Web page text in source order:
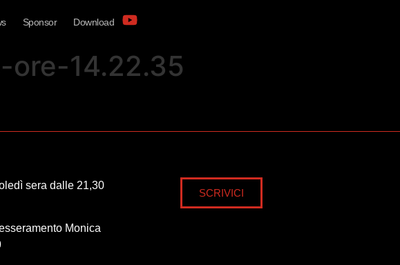
Sponsor Download
14.22.35
sera dalle 21,30
Monica
SCRIVICI